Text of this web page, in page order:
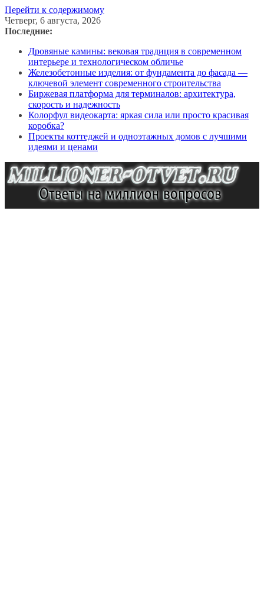
Перейти к содержимому
Четверг, 6 августа, 2026
Последние:
Дровяные камины: вековая традиция в современном
интерьере и технологическом обличье
Железобетонные изделия: от фундамента до фасада —
ключевой элемент современного строительства
Биржевая платформа для терминалов: архитектура,
скорость и надежность
Колорфул видеокарта: яркая сила или просто красивая
коробка?
Проекты коттеджей и одноэтажных домов с лучшими
идеями и ценами